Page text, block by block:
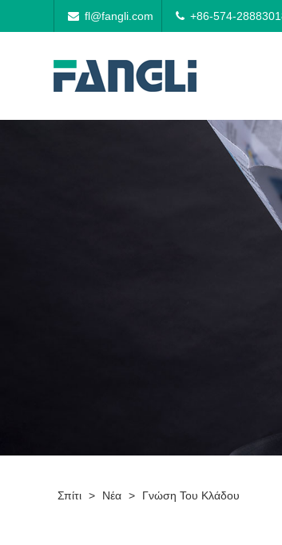
fl@fangli.com +86-574-
Σπίτι > Νέα > Γνώση Του Κλάδου